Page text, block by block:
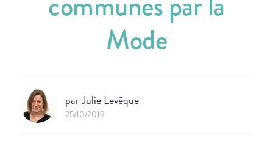
Mode
parJulie Levêque
25/10/2019